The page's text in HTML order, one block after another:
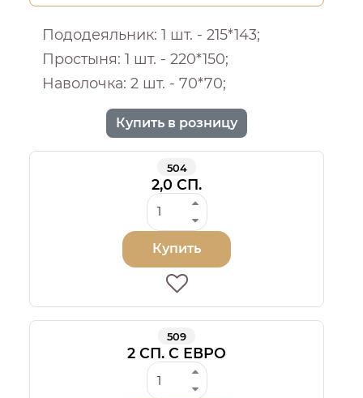
Пододеяльник: 1 шт. - 215*143;
Простыня: 1 шт. - 220*150;
Наволочка: 2 шт. - 70*70;
Купить в розницу
504
2,0 СП.
Купить
509
2 СП. С ЕВРО